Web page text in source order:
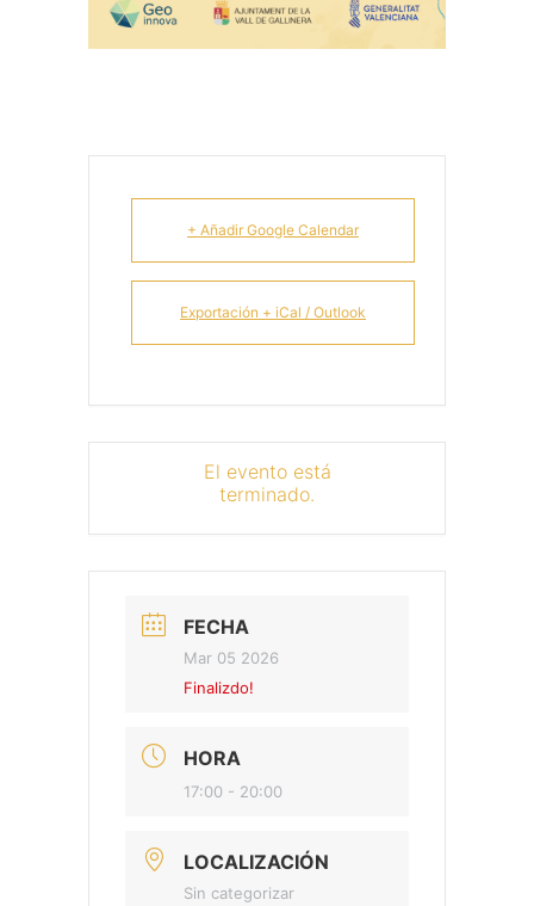
+ Añadir Google Calendar
Exportación + iCal / Outlook
El evento está
terminado.
FECHA
Mar 05 2026
Finalizdo!
HORA
17:00 - 20:00
LOCALIZACIÓN
Sin categorizar